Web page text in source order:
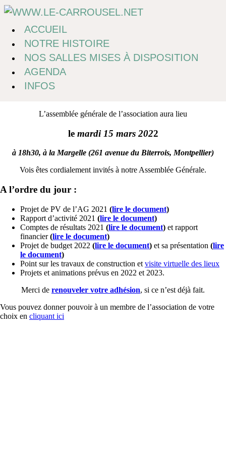
Passer
au
ACCUEIL
NOTRE HISTOIRE
NOS SALLES MISES À DISPOSITION
AGENDA
INFOS
L’assemblée générale de l’association aura lieu
lemardi 15 mars 2022
à 18h30, à la Margelle (261 avenue du Biterrois, Montpellier)
Vois êtes cordialement invités à notre Assemblée Générale.
A l’ordre du jour :
Projet de PV de l’AG 2021 (lire le document)
Rapport d’activité 2021 (lire le document)
Comptes de résultats 2021 (lire le document) et rapport
financier(lire le document)
Projet de budget 2022 (lire le document) et sa présentation (lire
le document)
Point sur les travaux de construction et visite virtuelle des lieux
Projets et animations prévus en 2022 et 2023.
Merci de renouveler votre adhésion, si ce n’est déjà fait.
Vous pouvez donner pouvoir à un membre de l’association de votre
choix en cliquant ici